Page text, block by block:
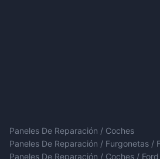
Paneles De Reparación / Coches
Paneles De Reparación / Furgonetas /
Paneles De Reparación / Coches / Ford